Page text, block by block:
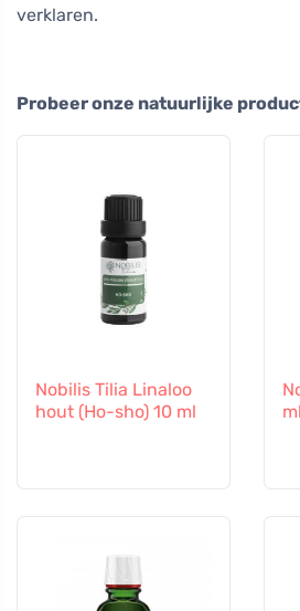
verklaren.
Probeer onze natuurlijke
Nobilis Tilia Linaloo
hout (Ho-sho) 10 ml
ml